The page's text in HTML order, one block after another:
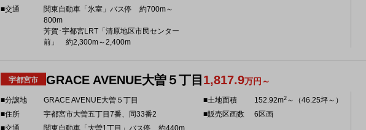
■交通
関東自動車「氷室」バス停 約700m～
800m
芳賀･宇都宮LRT「清原地区市民センター
前」 約2,300m～2,400m
宇都宮市 GRACE AVENUE大曽５丁目 1,817.9万円～
■分譲地
GRACE AVENUE大曽５丁目
■住所
宇都宮市大曽五丁目7番、同33番2
■交通
関東自動車「大曽1丁目」バス停 約440m
■土地面積 152.92m2 ～（46.25坪～）
■販売区画数
6区画